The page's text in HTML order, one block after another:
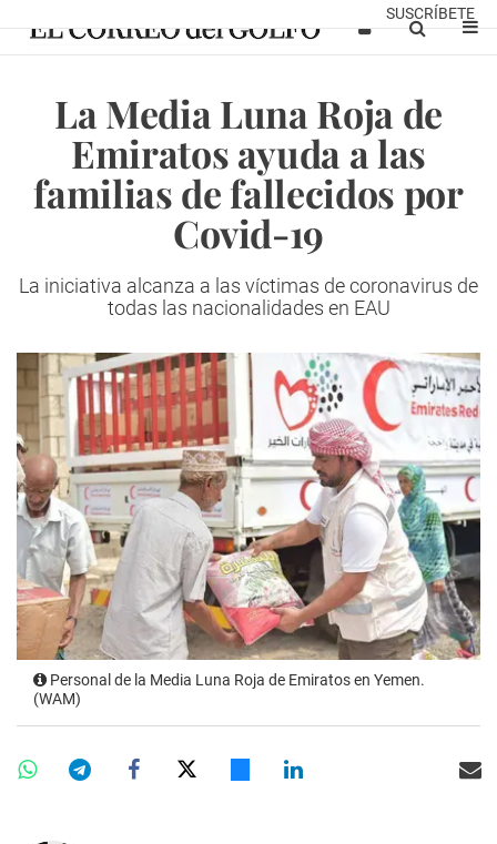
SUSCRÍBETE
La Media Luna Roja de
Emiratos ayuda a las
familias de fallecidos por
Covid-19
La iniciativa alcanza a las víctimas de coronavirus de
todas las nacionalidades en EAU
Personal de la Media Luna Roja de Emiratos en Yemen.
(WAM)